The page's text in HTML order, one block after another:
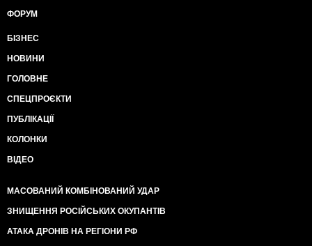
ФОРУМ
БІЗНЕС
НОВИНИ
ГОЛОВНЕ
СПЕЦПРОЄКТИ
ПУБЛІКАЦІЇ
КОЛОНКИ
ВІДЕО
МАСОВАНИЙ КОМБІНОВАНИЙ УДАР
ЗНИЩЕННЯ РОСІЙСЬКИХ ОКУПАНТІВ
АТАКА ДРОНІВ НА РЕГІОНИ РФ